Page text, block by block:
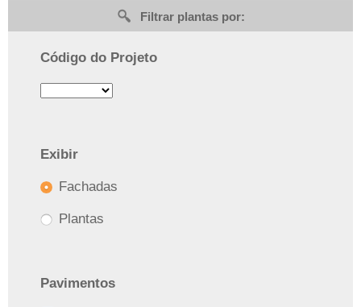
Filtrar plantas por:
Código do Projeto
Exibir
Fachadas
Plantas
Pavimentos